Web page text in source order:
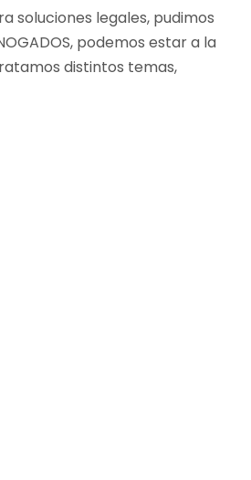
soluciones legales, pudimos
podemos estar a la
distintos temas,